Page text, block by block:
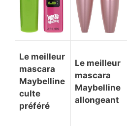
Le meilleur
mascara
Maybelline
culte
préféré
Le meilleur
mascara
Maybelline
allongeant